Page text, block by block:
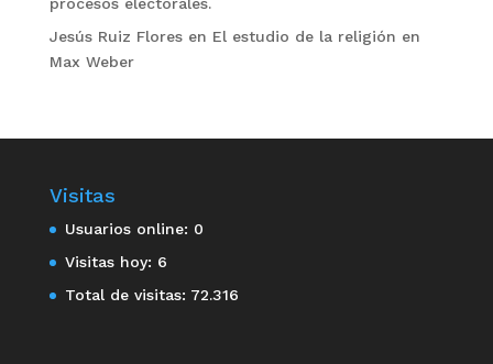
Jesús Ruiz Floresen El estudio de la religión en
Max Weber
Visitas
Usuarios online: 0
Visitas hoy: 6
Total de visitas: 72.316